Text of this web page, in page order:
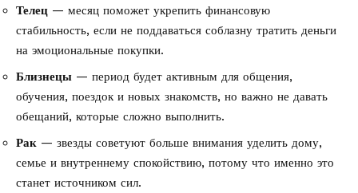
Телец — месяц поможет укрепить финансовую
стабильность, если не поддаваться соблазну тратить деньги
на эмоциональные покупки.
Близнецы — период будет активным для общения,
обучения, поездок и новых знакомств, но важно не давать
обещаний, которые сложно выполнить.
Рак — звезды советуют больше внимания уделить дому,
семье и внутреннему спокойствию, потому что именно это
станет источником сил.